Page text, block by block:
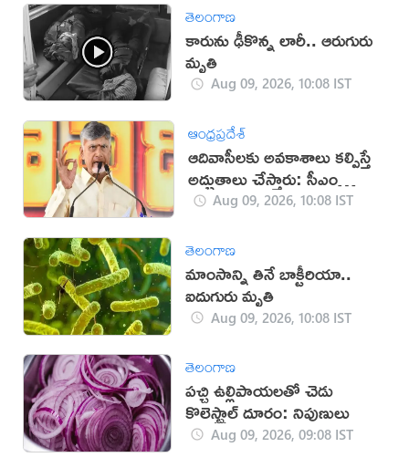
తెలంగాణ
కారును ఢీకొన్న లారీ.. ఆరుగురు
మృతి
Aug 09, 2026, 10:08 IST
ఆంధ్రప్రదేశ్
ఆదివాసీలకు అవకాశాలు కల్పిస్తే
అద్భుతాలు చేస్తారు: సీఎం
చంద్రబాబు
Aug 09, 2026, 10:08 IST
తెలంగాణ
మాంసాన్ని తినే బాక్టీరియా..
ఐదుగురు మృతి
Aug 09, 2026, 10:08 IST
తెలంగాణ
పచ్చి ఉల్లిపాయలతో చెడు
కొలెస్ట్రాల్ దూరం: నిపుణులు
Aug 09, 2026, 09:08 IST